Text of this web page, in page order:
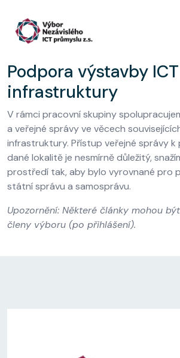
Podpora výstavby ICT
infrastruktury
V rámci pracovní skupiny
a veřejné správy ve věcech
infrastruktury. Přístup veřejné správy k
dané lokalitě je nesmírně důležitý,
prostředí tak, aby bylo vyrovnané pro
státní správu a samosprávu.
Upozornění: Některé články mohou
členy výboru (po přihlášení).